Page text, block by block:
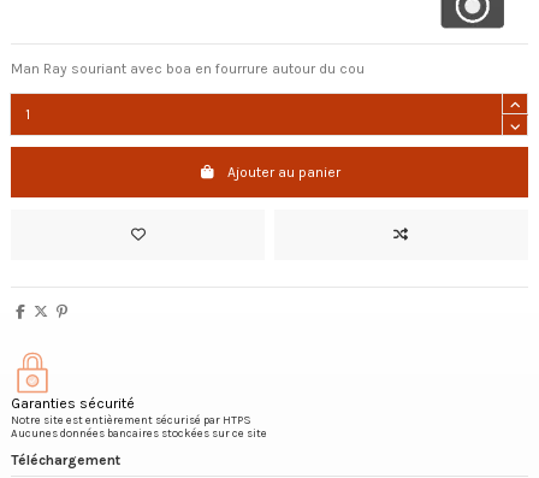
Man Ray souriant avec boa en fourrure autour du cou
Ajouter au panier
Garanties sécurité
Notre site est entièrement sécurisé par HTPS
Aucunes données bancaires stockées sur ce site
Téléchargement